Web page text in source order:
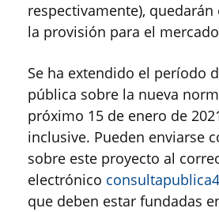
respectivamente),
la provisión para el
Se ha extendido el período
pública sobre la nueva
próximo 15 de enero de
inclusive. Pueden enviarse
sobre este proyecto al
electrónico
que deben estar fundadas